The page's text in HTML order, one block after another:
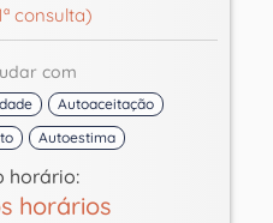
consulta)
com
Autoaceitação
Autoestima
horário:
horários